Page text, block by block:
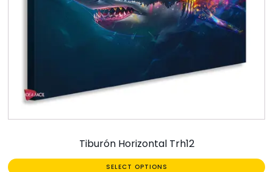
Tiburón Horizontal Trh12
SELECT OPTIONS